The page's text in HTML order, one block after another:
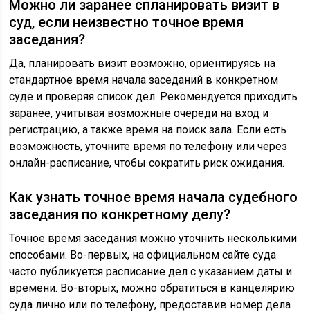
Можно ли заранее спланировать визит в
суд, если неизвестно точное время
заседания?
Да, планировать визит возможно, ориентируясь на
стандартное время начала заседаний в конкретном
суде и проверяя список дел. Рекомендуется приходить
заранее, учитывая возможные очереди на вход и
регистрацию, а также время на поиск зала. Если есть
возможность, уточните время по телефону или через
онлайн-расписание, чтобы сократить риск ожидания.
Как узнать точное время начала судебного
заседания по конкретному делу?
Точное время заседания можно уточнить несколькими
способами. Во-первых, на официальном сайте суда
часто публикуется расписание дел с указанием даты и
времени. Во-вторых, можно обратиться в канцелярию
суда лично или по телефону, предоставив номер дела